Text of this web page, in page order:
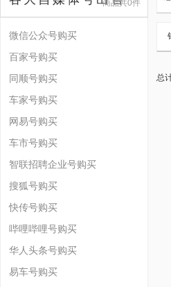
商品共0件
微信公众号购买
百家号购买
同顺号购买
车家号购买
网易号购买
车市号购买
智联招聘企业号购买
搜狐号购买
快传号购买
哔哩哔哩号购买
华人头条号购买
易车号购买
总